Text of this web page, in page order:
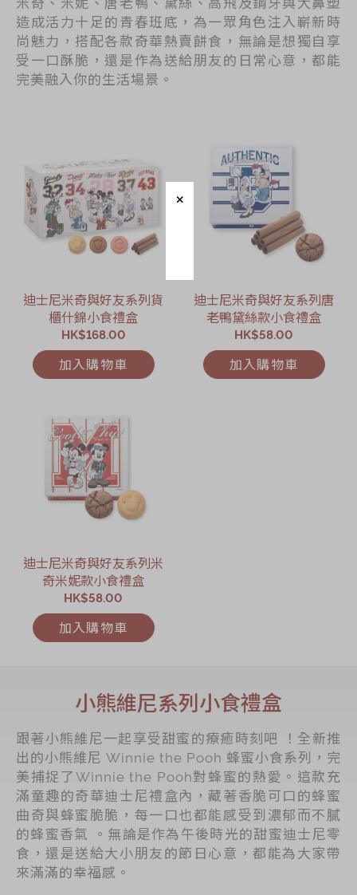
造成活力十足的青春班底，為一眾角色注入嶄新時
尚魅力，搭配各款奇華熱賣餅食，無論是想獨自享
受一口酥脆，還是作為送給朋友的日常心意，都能
完美融入你的生活場景。
迪士尼米奇與好友系列貨
櫃什錦小食禮盒
HK$168.00
加入購物車
迪士尼米奇與好友系列唐
老鴨黛絲款小食禮盒
HK$58.00
加入購物車
迪士尼米奇與好友系列米
奇米妮款小食禮盒
HK$58.00
加入購物車
小熊維尼系列小食禮盒
跟著小熊維尼一起享受甜蜜的療癒時刻吧 ！全新推
出的小熊維尼 Winnie the Pooh 蜂蜜小食系列，完
美捕捉了Winnie the Pooh對蜂蜜的熱愛。這款充
滿童趣的奇華迪士尼禮盒內，藏著香脆可口的蜂蜜
曲奇與蜂蜜脆脆，每一口也都能感受到濃郁而不膩
的蜂蜜香氣 。無論是作為午後時光的甜蜜迪士尼零
食，還是送給大小朋友的節日心意，都能為大家帶
來滿滿的幸福感。